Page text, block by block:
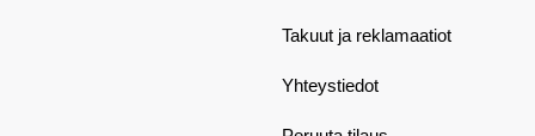
Takuut ja reklamaatiot
Yhteystiedot